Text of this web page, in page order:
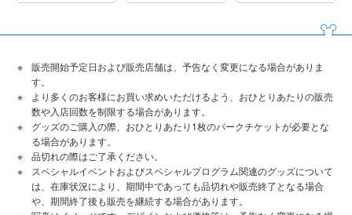
販売開始予定日および販売店舗は、予告なく変更になる場合がありま
す。
より多くのお客様にお買い求めいただけるよう、おひとりあたりの販売
数や入店回数を制限する場合があります。
グッズのご購入の際、おひとりあたり1枚のパークチケットが必要とな
る場合があります。
品切れの際はご了承ください。
スペシャルイベントおよびスペシャルプログラム関連のグッズについて
は、在庫状況により、期間中であっても品切れや販売終了となる場合
や、期間終了後も販売を継続する場合があります。